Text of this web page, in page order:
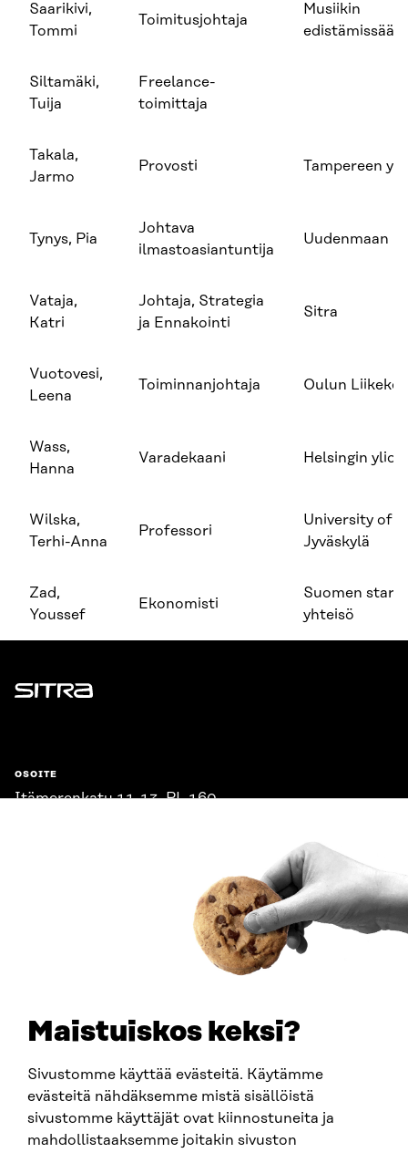
Maistuiskos keksi?
Sivustomme käyttää evästeitä. Käytämme
evästeitä nähdäksemme mistä sisällöistä
sivustomme käyttäjät ovat kiinnostuneita ja
mahdollistaaksemme joitakin sivuston
Saarikivi,
Tommi
Toimitusjohtaja
Musiikin
Siltamäki,
Tuija
Freelance-
toimittaja
Takala,
Jarmo
Provosti Tampereen
Tynys, Pia
Johtava
ilmastoasiantuntija
Uudenmaan
Vataja,
Katri
Johtaja, Strategia
ja Ennakointi
Sitra
Vuotovesi,
Leena
Toiminnanjohtaja Oulun
Wass,
Hanna
Varadekaani Helsingin
Wilska,
Terhi-Anna
Professori
University of
Jyväskylä
Zad,
Youssef
Ekonomisti
Suomen
yhteisö
Sitra
OSOITE
Itämerenkatu 11-13, PL 160,
SITRA SOSIAALISESSA MEDIASSA
LinkedIn